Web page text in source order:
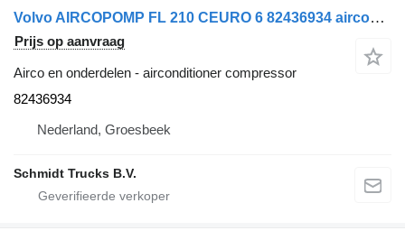
Volvo AIRCOPOMP FL 210 CEURO 6 82436934 airconditioner compressor voor vrachtwagen
Prijs op aanvraag
Airco en onderdelen - airconditioner compressor
82436934
Nederland, Groesbeek
Schmidt Trucks B.V.